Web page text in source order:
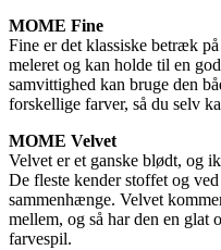
MOME Fine
Fine er det klassiske betræk
meleret og kan holde til en
samvittighed kan bruge den
forskellige farver, så du selv
MOME Velvet
Velvet er et ganske blødt, og
De fleste kender stoffet og
sammenhænge. Velvet
mellem, og så har den en glat
farvespil.